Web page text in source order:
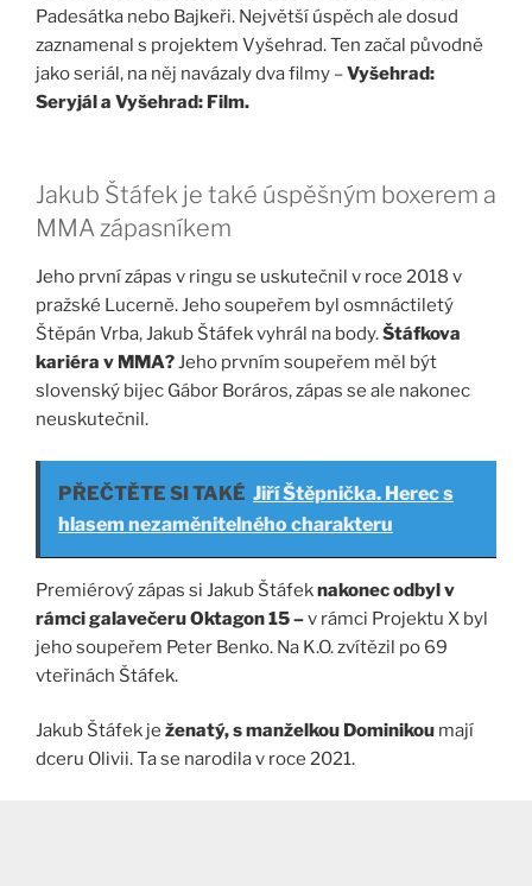
Padesátka nebo Bajkeři. Největší úspěch ale dosud
zaznamenal s projektem Vyšehrad. Ten začal původně
jako seriál, na něj navázaly dva filmy –Vyšehrad:
Seryjál a Vyšehrad: Film.
Jakub Štáfek je také úspěšným boxerem a
MMA zápasníkem
Jeho první zápas v ringu se uskutečnil v roce 2018 v
pražské Lucerně. Jeho soupeřem byl osmnáctiletý
Štěpán Vrba, Jakub Štáfek vyhrál na body.Štáfkova
kariéra v MMA?Jeho prvním soupeřem měl být
slovenský bijec Gábor Boráros, zápas se ale nakonec
neuskutečnil.
PŘEČTĚTE SI TAKÉ Jiří Štěpnička. Herec s
hlasem nezaměnitelného charakteru
Premiérový zápas si Jakub Štáfeknakonec odbyl v
rámci galavečeru Oktagon 15 –v rámci Projektu X byl
jeho soupeřem Peter Benko. Na K.O. zvítězil po 69
vteřinách Štáfek.
Jakub Štáfek je ženatý, s manželkou Dominikou mají
dceru Olivii. Ta se narodila v roce 2021.